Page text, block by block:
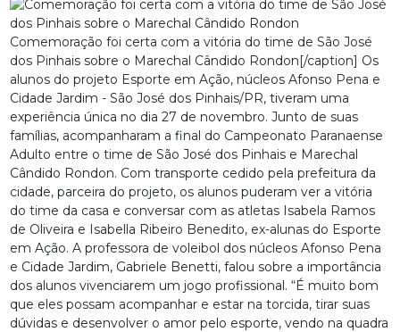
Comemoração foi certa com a vitória do time de São José
dos Pinhais sobre o Marechal Cândido Rondon[/caption] Os
alunos do projeto Esporte em Ação, núcleos Afonso Pena e
Cidade Jardim - São José dos Pinhais/PR, tiveram uma
experiência única no dia 27 de novembro. Junto de suas
famílias, acompanharam a final do Campeonato Paranaense
Adulto entre o time de São José dos Pinhais e Marechal
Cândido Rondon. Com transporte cedido pela prefeitura da
cidade, parceira do projeto, os alunos puderam ver a vitória
do time da casa e conversar com as atletas Isabela Ramos
de Oliveira e Isabella Ribeiro Benedito, ex-alunas do Esporte
em Ação. A professora de voleibol dos núcleos Afonso Pena
e Cidade Jardim, Gabriele Benetti, falou sobre a importância
dos alunos vivenciarem um jogo profissional. “É muito bom
que eles possam acompanhar e estar na torcida, tirar suas
dúvidas e desenvolver o amor pelo esporte, vendo na quadra